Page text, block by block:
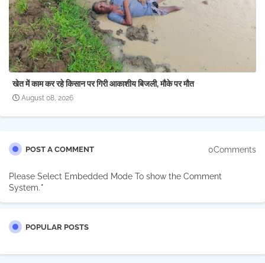
खेत में काम कर रहे किसान पर गिरी आकाशीय बिजली, मौके पर मौत
August 08, 2026
POST A COMMENT 0Comments
Please Select Embedded Mode To show the Comment
System.*
POPULAR POSTS